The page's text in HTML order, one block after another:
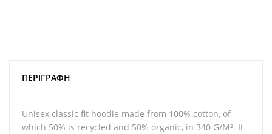
ΠΕΡΙΓΡΑΦΉ
Unisex classic fit hoodie made from 100% cotton, of
which 50% is recycled and 50% organic, in 340 G/M². It